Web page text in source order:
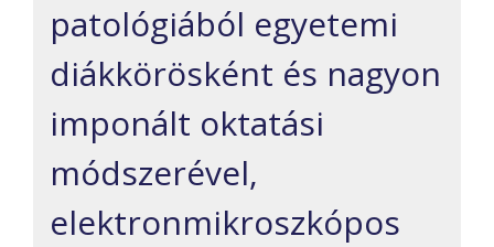
patológiából egyetemi
diákkörösként és nagyon
imponált oktatási
módszerével,
elektronmikroszkópos